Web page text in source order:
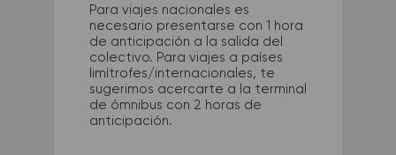
Para viajes nacionales es
necesario presentarse con 1 hora
de anticipación a la salida del
colectivo. Para viajes a países
limítrofes/internacionales, te
sugerimos acercarte a la terminal
de ómnibus con 2 horas de
anticipación.